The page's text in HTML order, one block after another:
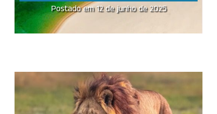
Postado em 12 de junho de 2025
Imperdíveis para 2025:
Lençóis Maranhenses e